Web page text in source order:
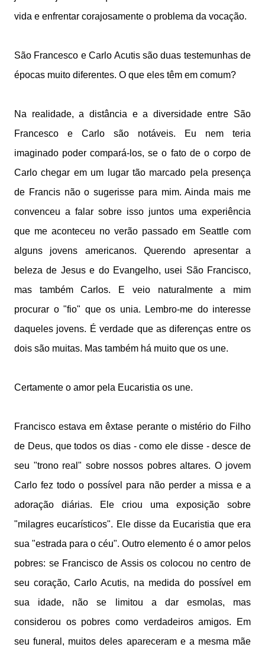
vida e enfrentar corajosamente o problema da vocação.
São Francesco e Carlo Acutis são duas testemunhas de
épocas muito diferentes. O que eles têm em comum?
Na realidade, a distância e a diversidade entre São
Francesco e Carlo são notáveis. Eu nem teria
imaginado poder compará-los, se o fato de o corpo de
Carlo chegar em um lugar tão marcado pela presença
de Francis não o sugerisse para mim. Ainda mais me
convenceu a falar sobre isso juntos uma experiência
que me aconteceu no verão passado em Seattle com
alguns jovens americanos. Querendo apresentar a
beleza de Jesus e do Evangelho, usei São Francisco,
mas também Carlos. E veio naturalmente a mim
procurar o "fio" que os unia. Lembro-me do interesse
daqueles jovens. É verdade que as diferenças entre os
dois são muitas. Mas também há muito que os une.
Certamente o amor pela Eucaristia os une.
Francisco estava em êxtase perante o mistério do Filho
de Deus, que todos os dias - como ele disse - desce de
seu "trono real" sobre nossos pobres altares. O jovem
Carlo fez todo o possível para não perder a missa e a
adoração diárias. Ele criou uma exposição sobre
"milagres eucarísticos". Ele disse da Eucaristia que era
sua "estrada para o céu". Outro elemento é o amor pelos
pobres: se Francisco de Assis os colocou no centro de
seu coração, Carlo Acutis, na medida do possível em
sua idade, não se limitou a dar esmolas, mas
considerou os pobres como verdadeiros amigos. Em
seu funeral, muitos deles apareceram e a mesma mãe